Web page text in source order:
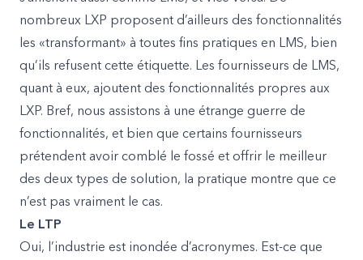
nombreux LXP proposent d’ailleurs des fonctionnalités
les «transformant» à toutes fins pratiques en LMS, bien
qu’ils refusent cette étiquette. Les fournisseurs de LMS,
quant à eux, ajoutent des fonctionnalités propres aux
LXP. Bref, nous assistons à une étrange guerre de
fonctionnalités, et bien que certains fournisseurs
prétendent avoir comblé le fossé et offrir le meilleur
des deux types de solution, la pratique montre que ce
n’est pas vraiment le cas.
Le LTP
Oui, l’industrie est inondée d’acronymes. Est-ce que